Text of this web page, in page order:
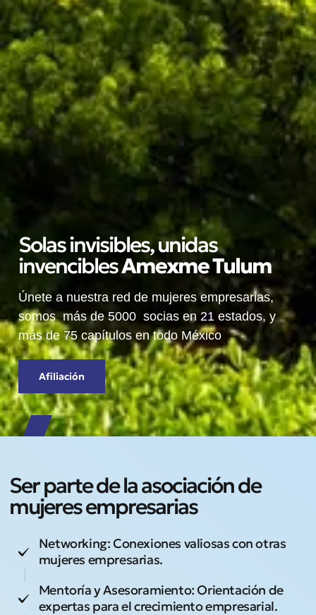
Solas invisibles, unidas
invenciblesAmexmeTulum
Únete a nuestra red de mujeres empresarias,
somos más de 5000 socias en 21 estados, y
más de 75 capítulos en todo México
Afiliación
Ser parte de la asociación de
mujeres empresarias
Networking: Conexiones valiosas con otras
mujeres empresarias.
Mentoría y Asesoramiento: Orientación de
expertas para el crecimiento empresarial.